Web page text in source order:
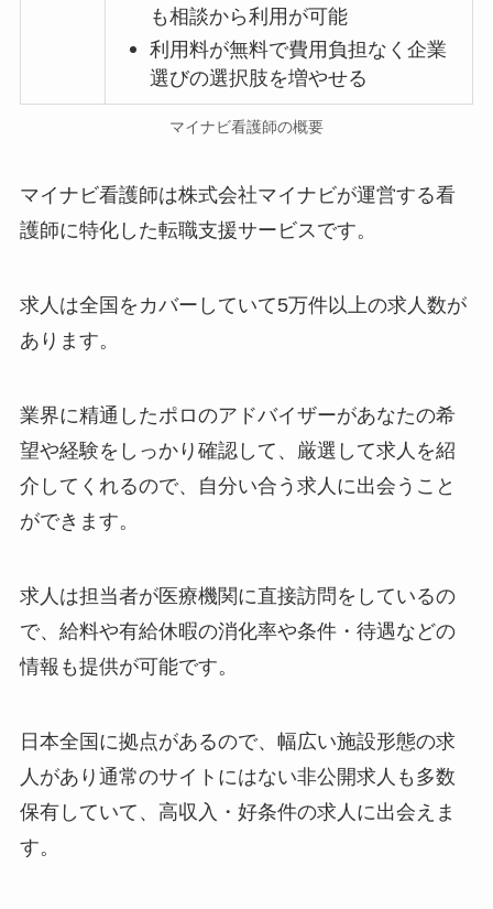
も相談から利用が可能
利用料が無料で費用負担なく企業
選びの選択肢を増やせる
マイナビ看護師の概要
マイナビ看護師は株式会社マイナビが運営する看
護師に特化した転職支援サービスです。
求人は全国をカバーしていて5万件以上の求人数が
あります。
業界に精通したポロのアドバイザーがあなたの希
望や経験をしっかり確認して、厳選して求人を紹
介してくれるので、自分い合う求人に出会うこと
ができます。
求人は担当者が医療機関に直接訪問をしているの
で、給料や有給休暇の消化率や条件・待遇などの
情報も提供が可能です。
日本全国に拠点があるので、幅広い施設形態の求
人があり通常のサイトにはない非公開求人も多数
保有していて、高収入・好条件の求人に出会えま
す。